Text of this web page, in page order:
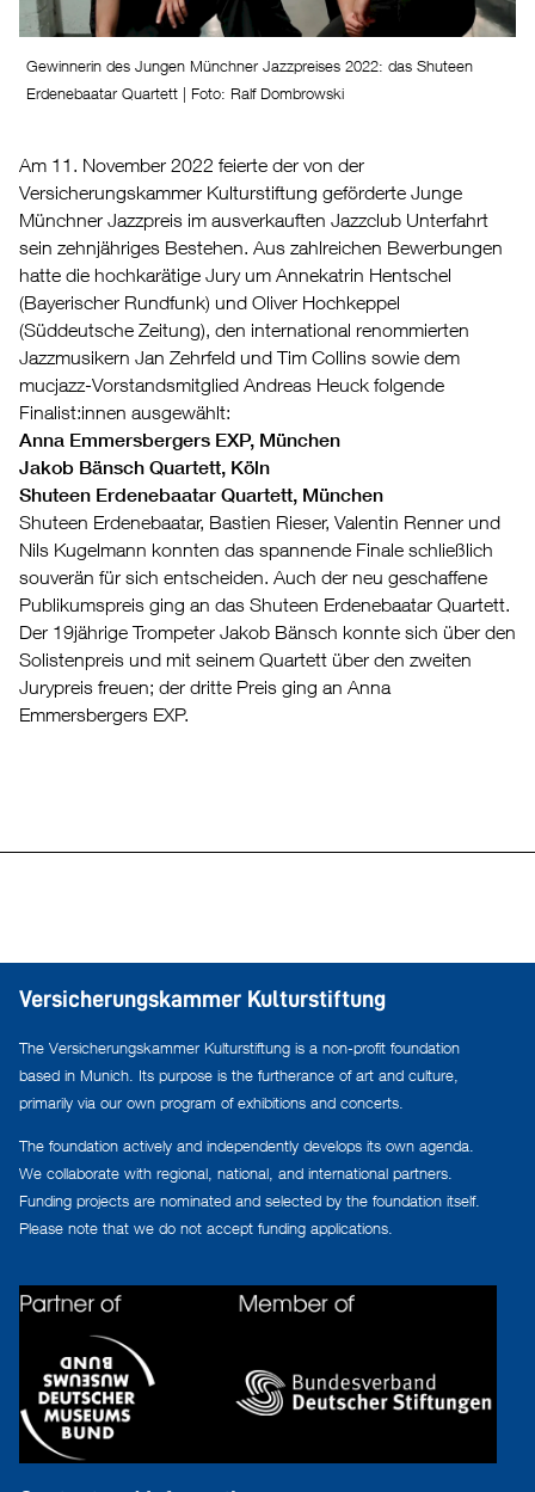
Gewinnerin des Jungen Münchner Jazzpreises 2022: das Shuteen
Erdenebaatar Quartett | Foto: Ralf Dombrowski
Am 11. November 2022 feierte der von der
Versicherungskammer Kulturstiftung geförderte Junge
Münchner Jazzpreis im ausverkauften Jazzclub Unterfahrt
sein zehnjähriges Bestehen. Aus zahlreichen Bewerbungen
hatte die hochkarätige Jury um Annekatrin Hentschel
(Bayerischer Rundfunk) und Oliver Hochkeppel
(Süddeutsche Zeitung), den international renommierten
Jazzmusikern Jan Zehrfeld und Tim Collins sowie dem
mucjazz-Vorstandsmitglied Andreas Heuck folgende
Finalist:innen ausgewählt:
Anna Emmersbergers EXP, München
Jakob Bänsch Quartett, Köln
Shuteen Erdenebaatar Quartett, München
Shuteen Erdenebaatar, Bastien Rieser, Valentin Renner und
Nils Kugelmann konnten das spannende Finale schließlich
souverän für sich entscheiden. Auch der neu geschaffene
Publikumspreis ging an das Shuteen Erdenebaatar Quartett.
Der 19jährige Trompeter Jakob Bänsch konnte sich über den
Solistenpreis und mit seinem Quartett über den zweiten
Jurypreis freuen; der dritte Preis ging an Anna
Emmersbergers EXP.
Versicherungskammer Kulturstiftung
The Versicherungskammer Kulturstiftung is a non-profit foundation
based in Munich. Its purpose is the furtherance of art and culture,
primarily via our own program of exhibitions and concerts.
The foundation actively and independently develops its own agenda.
We collaborate with regional, national, and international partners.
Funding projects are nominated and selected by the foundation itself.
Please note that we do not accept funding applications.